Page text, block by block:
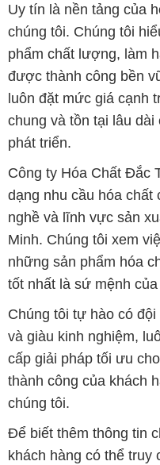
Uy tín là nền tảng của
chúng tôi. Chúng tôi
phẩm chất lượng, làm
được thành công bền
luôn đặt mức giá cạnh
chung và tồn tại lâu
phát triển.
Công ty Hóa Chất Đắc
dạng nhu cầu hóa chất
nghề và lĩnh vực sản
Minh. Chúng tôi xem
những sản phẩm hóa
tốt nhất là sứ mệnh
Chúng tôi tự hào có
và giàu kinh nghiệm,
cấp giải pháp tối ưu
thành công của khách
chúng tôi.
Để biết thêm thông tin
khách hàng có thể truy